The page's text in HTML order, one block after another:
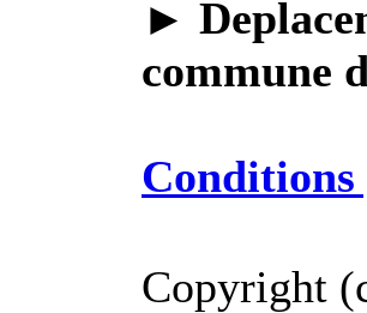
►
commune
Conditions
Copyright